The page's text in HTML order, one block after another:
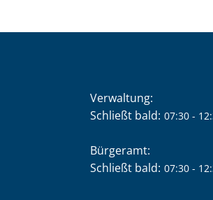
Verwaltung:
Klicken, um weitere
Schließt bald: 07:30 -
Bürgeramt:
Klicken, um weitere
Schließt bald: 07:30 -